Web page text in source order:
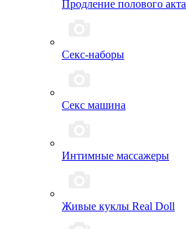
Продление полового акта
Секс-наборы
Секс машина
Интимные массажеры
Живые куклы Real Doll